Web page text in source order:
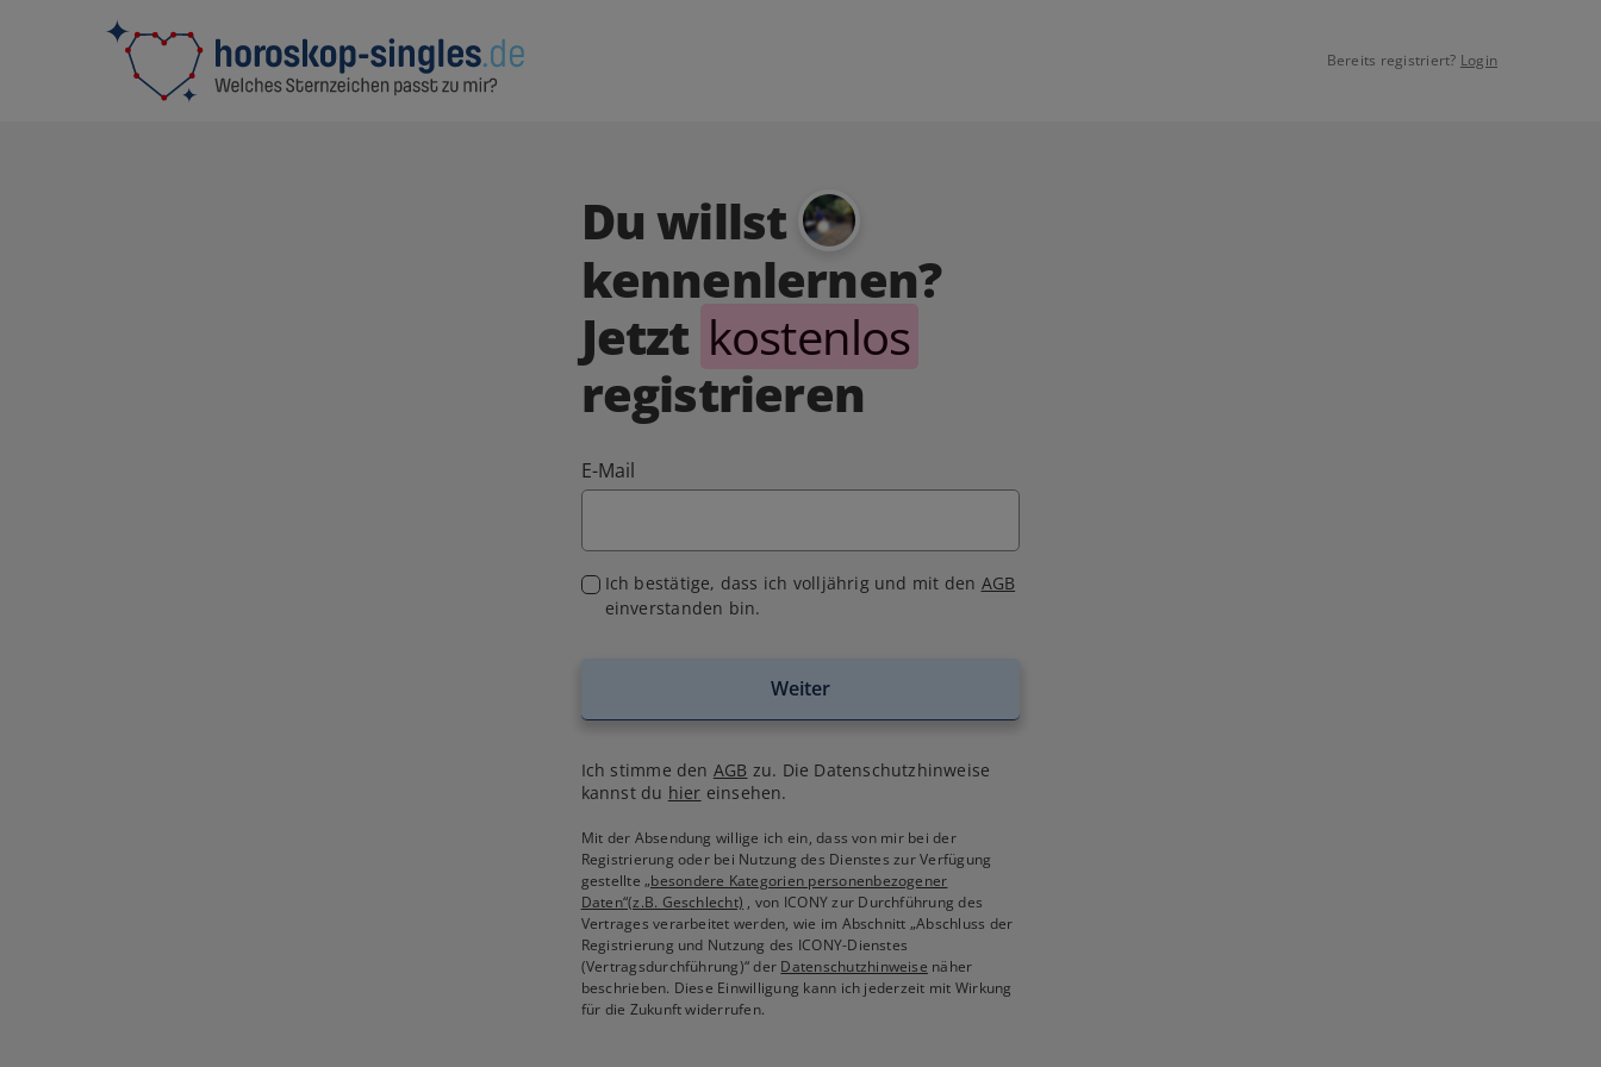
Bereits registriert? Login
Du willst
kennenlernen?
Jetzt kostenlos
registrieren
E-Mail
Ich bestätige, dass ich volljährig und mit den AGB
einverstanden bin.
Weiter
Ich stimme den AGB zu. Die Datenschutzhinweise
kannst du hier einsehen.
Mit der Absendung willige ich ein, dass von mir bei der
Registrierung oder bei Nutzung des Dienstes zur Verfügung
gestellte„besondere Kategorien personenbezogener
Daten“(z.B. Geschlecht) , von ICONY zur Durchführung des
Vertrages verarbeitet werden, wie im Abschnitt „Abschluss der
Registrierung und Nutzung des ICONY-Dienstes
(Vertragsdurchführung)“ der Datenschutzhinweise näher
beschrieben. Diese Einwilligung kann ich jederzeit mit Wirkung
für die Zukunft widerrufen.